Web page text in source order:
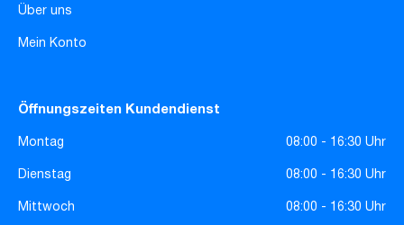
Über uns
Mein Konto
Öffnungszeiten Kundendienst
Montag
08:00 - 16:30 Uhr
Dienstag
08:00 - 16:30 Uhr
Mittwoch
08:00 - 16:30 Uhr